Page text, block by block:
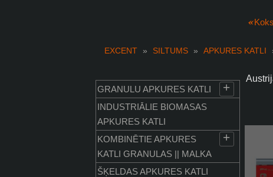
EXCENT » SILTUMS » APKURES KATLI
GRANULU APKURES KATLI +
INDUSTRIĀLIE BIOMASAS
APKURES KATLI
KOMBINĒTIE APKURES
KATLI GRANULAS || MALKA
+
ŠĶELDAS APKURES KATLI
katla